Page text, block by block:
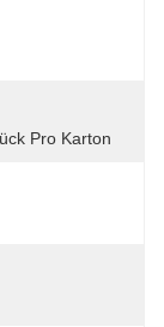
Pro Karton